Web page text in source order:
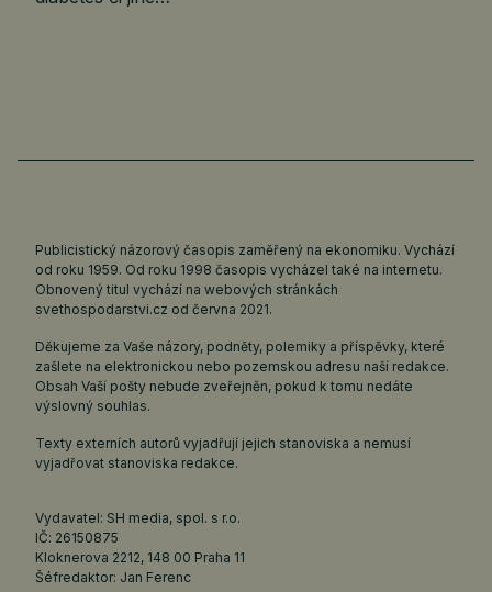
Publicistický názorový časopis zaměřený na ekonomiku. Vychází
od roku 1959. Od roku 1998 časopis vycházel také na internetu.
Obnovený titul vychází na webových stránkách
svethospodarstvi.cz od června 2021.
Děkujeme za Vaše názory, podněty, polemiky a příspěvky, které
zašlete na elektronickou nebo pozemskou adresu naší redakce.
Obsah Vaší pošty nebude zveřejněn, pokud k tomu nedáte
výslovný souhlas.
Texty externích autorů vyjadřují jejich stanoviska a nemusí
vyjadřovat stanoviska redakce.
Vydavatel: SH media, spol. s r.o.
IČ: 26150875
Kloknerova 2212, 148 00 Praha 11
Šéfredaktor: Jan Ferenc